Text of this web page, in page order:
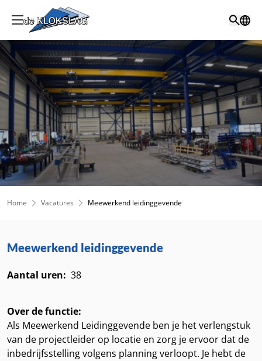
Home Vacatures Meewerkend leidinggevende
Meewerkend leidinggevende
Aantal uren: 38
Over de functie:
Als Meewerkend Leidinggevende ben je het verlengstuk
van de projectleider op locatie en zorg je ervoor dat de
inbedrijfsstelling volgens planning verloopt. Je hebt de